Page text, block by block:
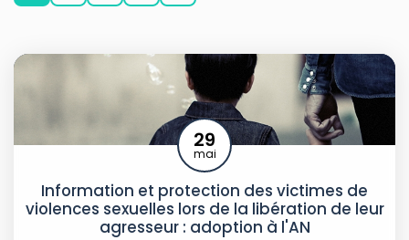
Information et protection des victimes de
violences sexuelles lors de la libération de leur
agresseur : adoption à l'AN
29
mai